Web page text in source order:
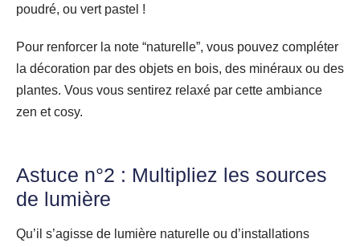
poudré, ou vert pastel !
Pour renforcer la note “naturelle”, vous pouvez compléter
la décoration par des objets en bois, des minéraux ou des
plantes. Vous vous sentirez relaxé par cette ambiance
zen et cosy.
Astuce n°2 : Multipliez les sources
de lumière
Qu’il s’agisse de lumière naturelle ou d’installations